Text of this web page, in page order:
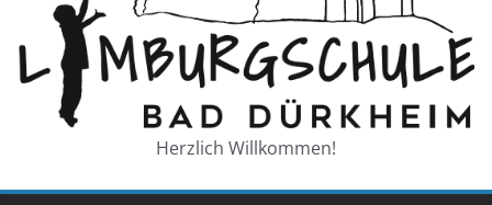
Herzlich Willkommen!